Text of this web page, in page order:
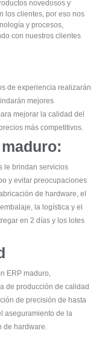
novedosos y
los clientes, por eso nos
y procesos,
con nuestros clientes
de experiencia realizarán
mejores
mejorar la calidad del
más competitivos.
le brindan servicios
y evitar preocupaciones
de hardware, el
la logística y el
en 2 días y los lotes
ERP maduro,
de producción de calidad
de precisión de hasta
aseguramiento de la
de hardware.